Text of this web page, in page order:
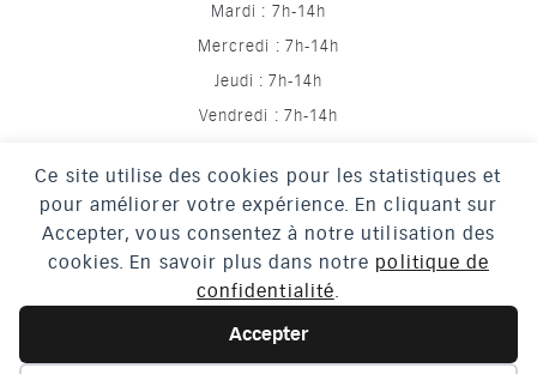
Ce site utilise des cookies pour les statistiques et
pour améliorer votre expérience. En cliquant sur
Accepter, vous consentez à notre utilisation des
cookies. En savoir plus dans notre politique de
confidentialité.
Accepter
Mardi : 7h-14h
Mercredi : 7h-14h
Jeudi : 7h-14h
Vendredi : 7h-14h
Mentions légales
Politique de confidentialité
Crédits
Accessibilité
Plan du site